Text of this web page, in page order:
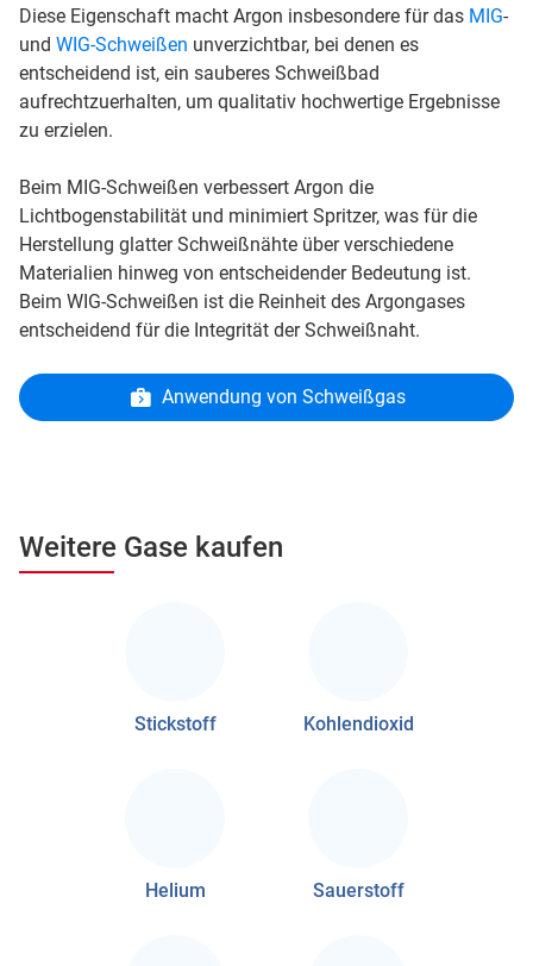
Diese Eigenschaft macht Argon insbesondere für das MIG-
und WIG-Schweißen unverzichtbar, bei denen es
entscheidend ist, ein sauberes Schweißbad
aufrechtzuerhalten, um qualitativ hochwertige Ergebnisse
zu erzielen.
Beim MIG-Schweißen verbessert Argon die
Lichtbogenstabilität und minimiert Spritzer, was für die
Herstellung glatter Schweißnähte über verschiedene
Materialien hinweg von entscheidender Bedeutung ist.
Beim WIG-Schweißen ist die Reinheit des Argongases
entscheidend für die Integrität der Schweißnaht.
Anwendung von Schweißgas
Weitere Gase kaufen
Stickstoff Kohlendioxid
Helium Sauerstoff